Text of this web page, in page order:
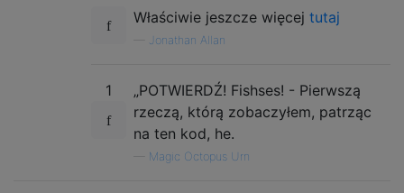
Właściwie jeszcze więcej tutaj
Jonathan Allan
1
„POTWIERDŹ! Fishses! - Pierwszą
rzeczą, którą zobaczyłem, patrząc
na ten kod, he.
Magic Octopus Urn